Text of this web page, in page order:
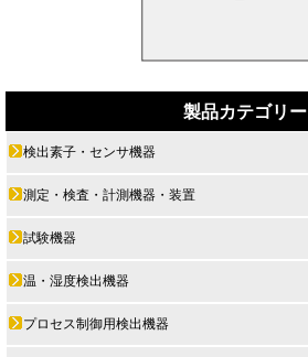
製品カテゴリー
検出素子・センサ機器
測定・検査・計測機器・装置
試験機器
温・湿度検出機器
プロセス制御用検出機器